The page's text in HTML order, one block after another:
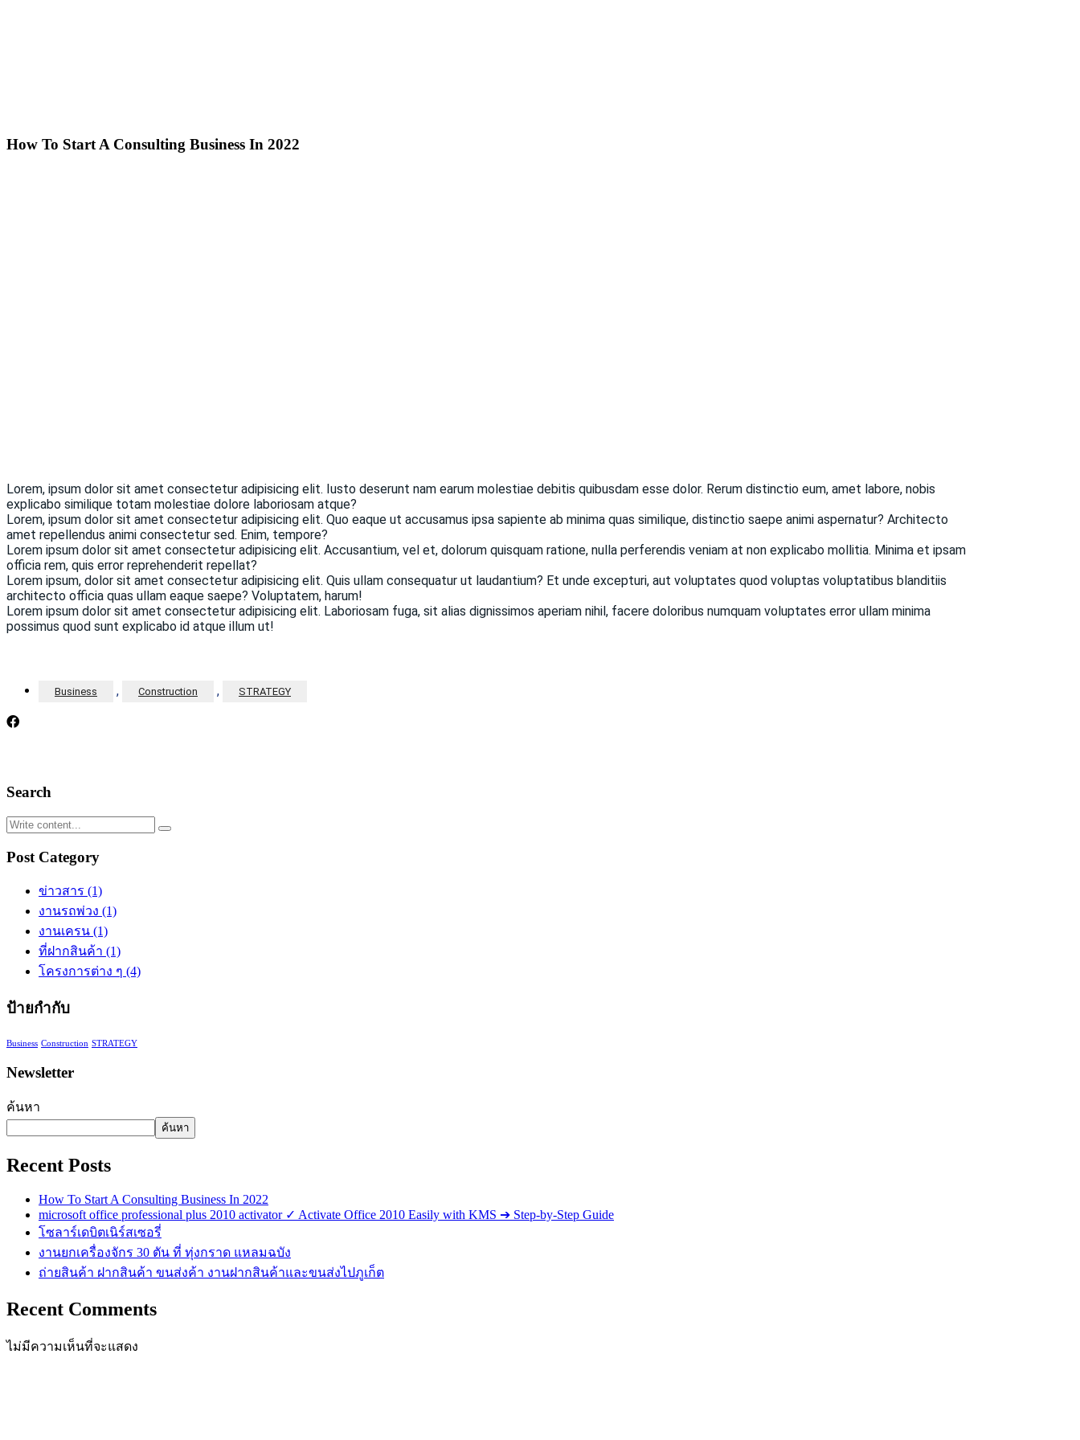
How To Start A Consulting Business In 2022
Lorem, ipsum dolor sit amet consectetur adipisicing elit. Iusto deserunt nam earum molestiae debitis quibusdam esse dolor. Rerum distinctio eum, amet labore, nobis
explicabo similique totam molestiae dolore laboriosam atque?
Lorem, ipsum dolor sit amet consectetur adipisicing elit. Quo eaque ut accusamus ipsa sapiente ab minima quas similique, distinctio saepe animi aspernatur? Architecto
amet repellendus animi consectetur sed. Enim, tempore?
Lorem ipsum dolor sit amet consectetur adipisicing elit. Accusantium, vel et, dolorum quisquam ratione, nulla perferendis veniam at non explicabo mollitia. Minima et ipsam
officia rem, quis error reprehenderit repellat?
Lorem ipsum, dolor sit amet consectetur adipisicing elit. Quis ullam consequatur ut laudantium? Et unde excepturi, aut voluptates quod voluptas voluptatibus blanditiis
architecto officia quas ullam eaque saepe? Voluptatem, harum!
Lorem ipsum dolor sit amet consectetur adipisicing elit. Laboriosam fuga, sit alias dignissimos aperiam nihil, facere doloribus numquam voluptates error ullam minima
possimus quod sunt explicabo id atque illum ut!
Business , Construction , STRATEGY
Search
Post Category
ข่าวสาร (1)
งานรถพ่วง (1)
งานเครน (1)
ที่ฝากสินค้า (1)
โครงการต่าง ๆ (4)
ป้ายกำกับ
Business Construction STRATEGY
Newsletter
ค้นหา
ค้นหา
Recent Posts
How To Start A Consulting Business In 2022
microsoft office professional plus 2010 activator ✓ Activate Office 2010 Easily with KMS ➔ Step-by-Step Guide
โซลาร์เดบิตเนิร์สเซอรี่
งานยกเครื่องจักร 30 ตัน ที่ ทุ่งกราด แหลมฉบัง
ถ่ายสินค้า ฝากสินค้า ขนส่งค้า งานฝากสินค้าและขนส่งไปภูเก็ต
Recent Comments
ไม่มีความเห็นที่จะแสดง